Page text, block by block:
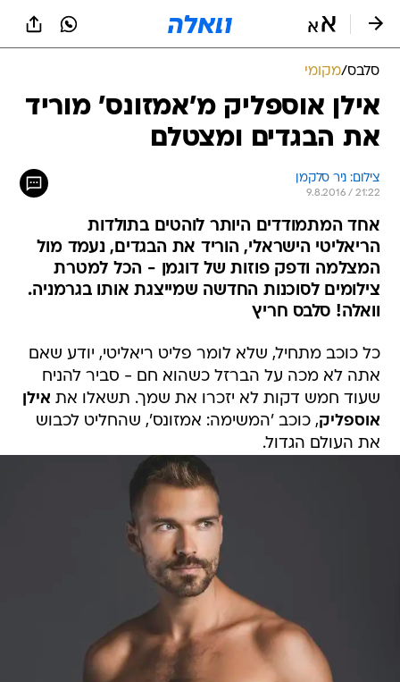
סלבס/מקומי
אילן אוספליק מ'אמזונס' מוריד
את הבגדים ומצטלם
צילום: ניר סלקמן
9.8.2016 / 21:22
אחד המתמודדים היותר לוהטים בתולדות
הריאליטי הישראלי, הוריד את הבגדים, נעמד מול
המצלמה ודפק פוזות של דוגמן - הכל למטרת
צילומים לסוכנות החדשה שמייצגת אותו בגרמניה.
וואלה! סלבס חריץ
כל כוכב מתחיל, שלא לומר פליט ריאליטי, יודע שאם
אתה לא מכה על הברזל כשהוא חם - סביר להניח
שעוד חמש דקות לא יזכרו את שמך. תשאלו את אילן
אוספליק, כוכב 'המשימה: אמזונס', שהחליט לכבוש
את העולם הגדול.